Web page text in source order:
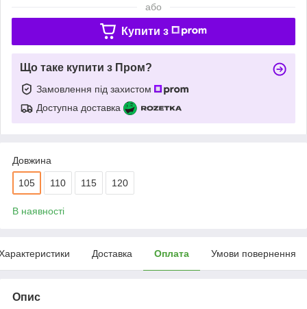
або
Купити з
Що таке купити з Пром?
Замовлення під захистом
Доступна доставка
Довжина
105 110 115 120
В наявності
Доставка Оплата Умови повернення
Опис